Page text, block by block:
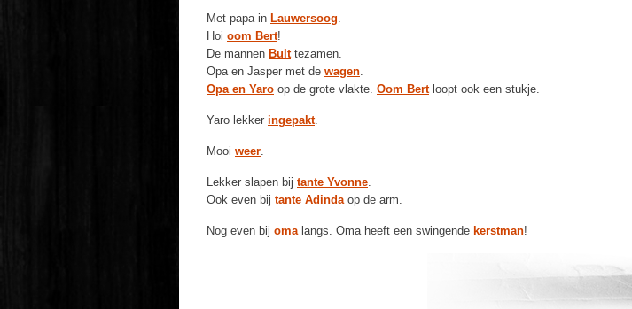
Met papa in Lauwersoog.
Hoi oom Bert!
De mannen Bulttezamen.
Opa en Jasper met de wagen.
Opa en Yaro op de grote vlakte. Oom Bertloopt ook een stukje.
Yaro lekker ingepakt.
Mooi weer.
Lekker slapen bij tante Yvonne.
Ook even bij tante Adindaop de arm.
Nog even bij omalangs. Oma heeft een swingende kerstman!